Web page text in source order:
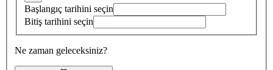
Başlangıç tarihini seçin
Bitiş tarihini seçin
Ne zaman geleceksiniz?